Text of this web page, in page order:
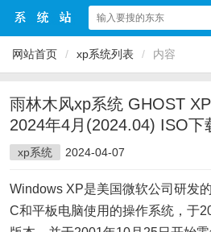
网站首页 / xp系统列表 / 内容
雨林木风xp系统 GHOST
2024年4月(2024.04) ISO下
xp系统 2024-04-07
Windows XP是美国微软公司研发
C和平板电脑使用的操作系统，于